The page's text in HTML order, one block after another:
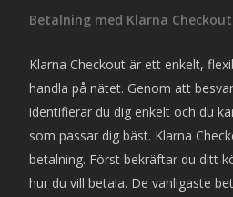
Betalning med Klarna Checkout
Klarna Checkout är ett enkelt,
handla på nätet. Genom att
identifierar du dig enkelt och du
som passar dig bäst. Klarna
betalning. Först bekräftar du ditt
hur du vill betala. De vanligaste